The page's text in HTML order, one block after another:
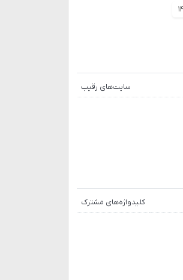
سایت‌های رقیب
کلیدواژه‌های مشترک